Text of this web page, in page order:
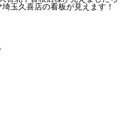
玉久喜店の看板が見えます！